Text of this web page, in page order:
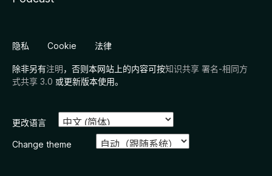
隐私 Cookie 法律
除非另有注明，否则本网站上的内容可按知识共享 署名-相同方
式共享 3.0 或更新版本使用。
更改语言
Change theme